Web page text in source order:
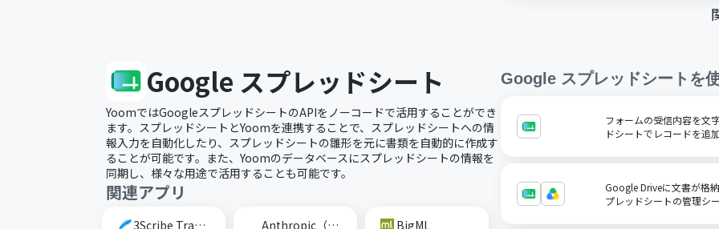
Google スプレッドシート
YoomではGoogleスプレッドシートのAPIをノーコードで活用することができ
ます。スプレッドシートとYoomを連携することで、スプレッドシートへの情
報入力を自動化したり、スプレッドシートの雛形を元に書類を自動的に作成す
ることが可能です。また、Yoomのデータベースにスプレッドシートの情報を
同期し、様々な用途で活用することも可能です。
関連アプリ
3Scribe Transcription Anthropic（Claude） BigML
Google スプレッドシート を
フォームの受信内容を文
ドシートでレコードを追
Google Driveに文書が格
プレッドシートの管理シ